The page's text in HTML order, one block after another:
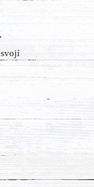
svojí